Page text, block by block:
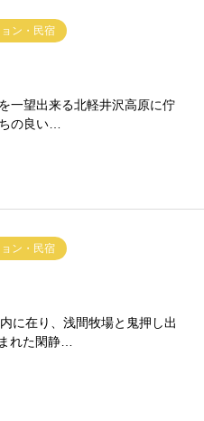
ン・民宿
一望出来る北軽井沢高原に佇
の良い…
ン・民宿
に在り、浅間牧場と鬼押し出
れた閑静…